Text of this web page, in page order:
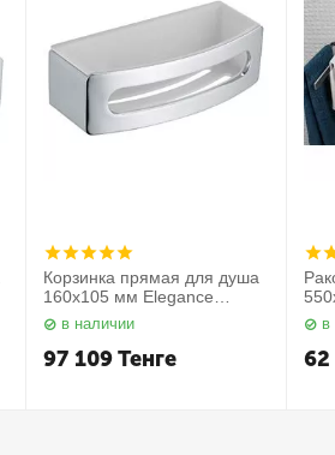
Корзинка прямая для душа
160х105 мм Elegance
11658010000 Keuco
в наличии
97 109Тенге
01в
62